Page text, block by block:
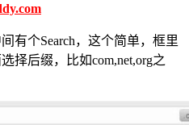
有个Search，这个简单，框里
择后缀，比如com,net,org之